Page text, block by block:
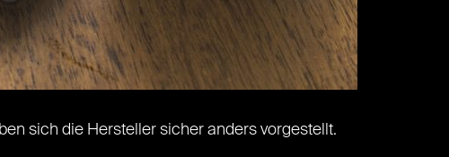
sich die Hersteller sicher anders vorgestellt.